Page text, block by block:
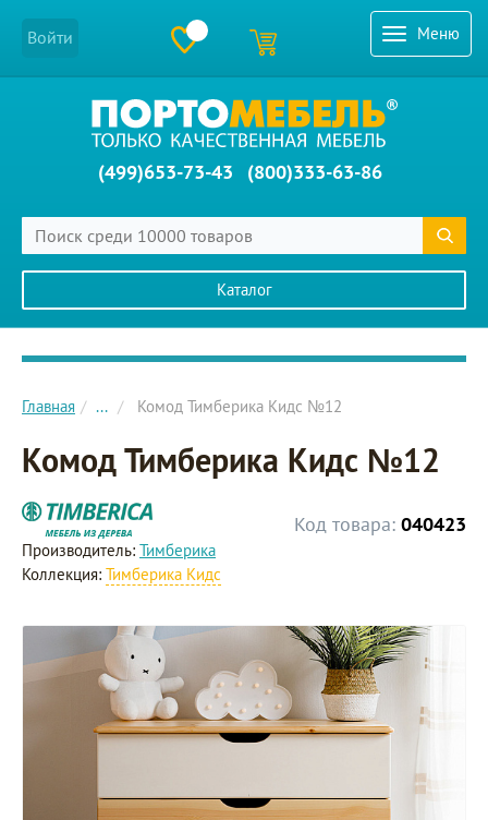
Меню
Войти
(499)653-73-43 (800)333-63-86
Каталог
Главное меню сайта
Главная ... Комод Тимберика Кидс №12
Комод Тимберика Кидс №12
Код товара: 040423
Производитель: Тимберика
Коллекция: Тимберика Кидс